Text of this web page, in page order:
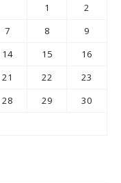
1
2
7 8
9
14 15
16
21 22
23
28 29
30